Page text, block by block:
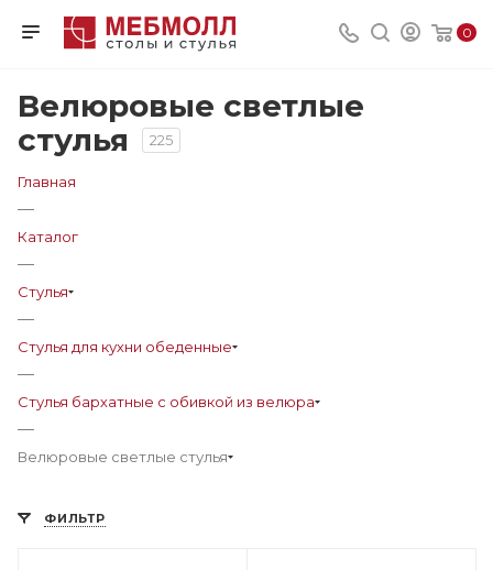
0
Велюровые светлые
стулья
225
Главная
—
Каталог
—
Стулья
—
Стулья для кухни обеденные
—
Стулья бархатные с обивкой из велюра
—
Велюровые светлые стулья
ФИЛЬТР